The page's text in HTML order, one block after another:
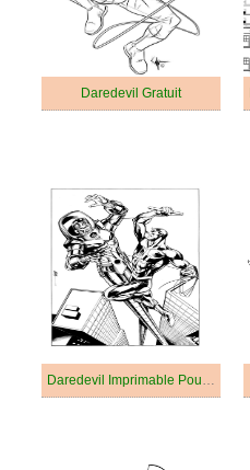
Daredevil Gratuit
Daredevil Imprimable Pour les Enfants